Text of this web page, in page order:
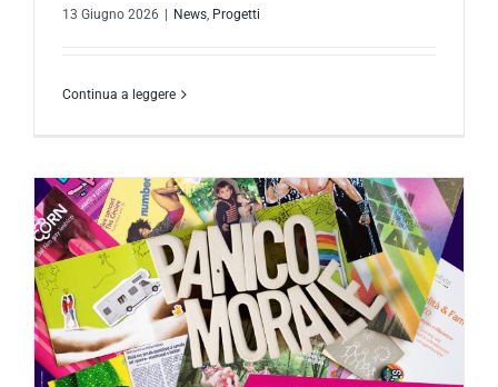
13 Giugno 2026 | News, Progetti
Continua a leggere